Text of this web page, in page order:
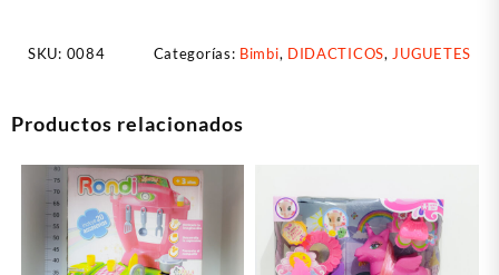
SKU: 0084 Categorías: Bimbi, DIDACTICOS, JUGUETES
Productos relacionados